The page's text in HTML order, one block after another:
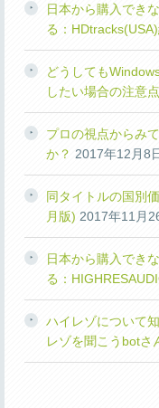
日本から購入でき
る：
どうしても
したい場合の注意点
プロの視点からみ
か？ 2017年12月8
同タイトルの国別
月版) 2017年11月
日本から購入でき
る：
ハイレゾについて
レゾを聞こうbotさ